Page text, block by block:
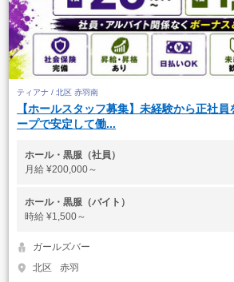
ティアナ / 北区 赤羽南
【ホールスタッフ募集】未経験から正社
ープで安定して働...
ホール・黒服（社員）
月給 ¥200,000～
ホール・黒服（バイト）
時給 ¥1,500～
ガールズバー
北区
赤羽